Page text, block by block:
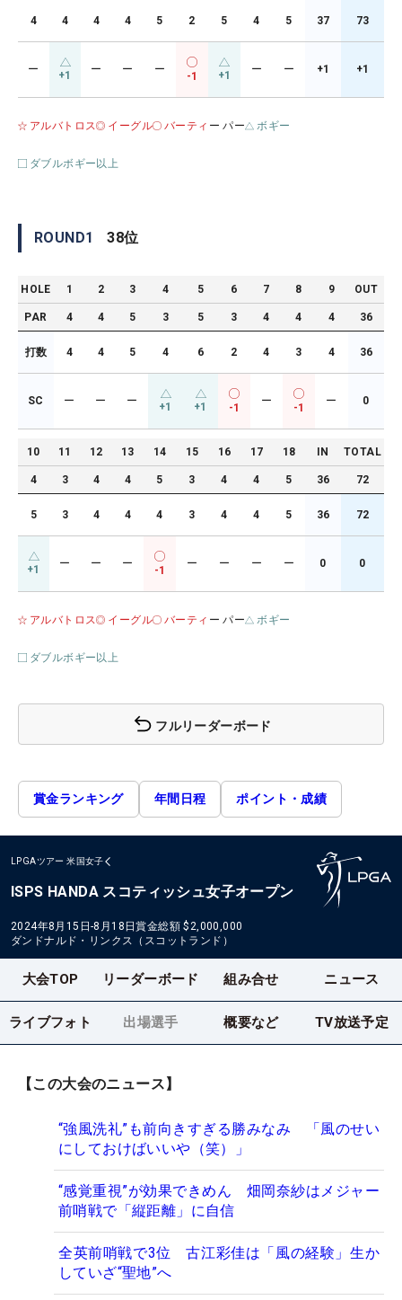
4 4 4 4 5 2 5 4 5 37 73
ー +1 ー ー ー
-1 +1 ー ー +1 +1
アルバトロス イーグル バーティ ー パー ボギー
ダブルボギー以上
ROUND1 38位
HOLE 1 2 3 4 5 6 7 8 9 OUT
PAR 4 4 5 3 5 3 4 4 4 36
打数 4 4 5 4 6 2 4 3 4 36
SC ー ー ー +1 +1 -1
ー
-1
ー 0
10 11 12 13 14 15 16 17 18 IN TOTAL
4 3 4 4 5 3 4 4 5 36 72
5 3 4 4 4 3 4 4 5 36 72
+1 ー ー ー
-1
ー ー ー ー 0 0
アルバトロス イーグル バーティ ー パー ボギー
ダブルボギー以上
フルリーダーボード
賞金ランキング 年間日程 ポイント・成績
LPGAツアー 米国女子
ISPS HANDA スコティッシュ女子オープン
2024年8月15日-8月18日賞金総額 $2,000,000
ダンドナルド・リンクス（スコットランド）
大会TOP リーダーボード 組み合せ ニュース
ライブフォト 出場選手 概要など TV放送予定
【この大会のニュース】
“強風洗礼”も前向きすぎる勝みなみ 「風のせい
にしておけばいいや（笑）」
“感覚重視”が効果できめん 畑岡奈紗はメジャー
前哨戦で「縦距離」に自信
全英前哨戦で3位 古江彩佳は「風の経験」生か
していざ“聖地”へ